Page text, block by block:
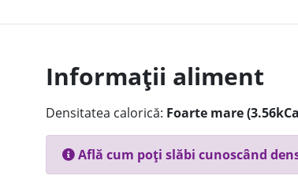
Informații aliment
Densitatea calorică: Foarte mare
Află cum poți slăbi cunoscând